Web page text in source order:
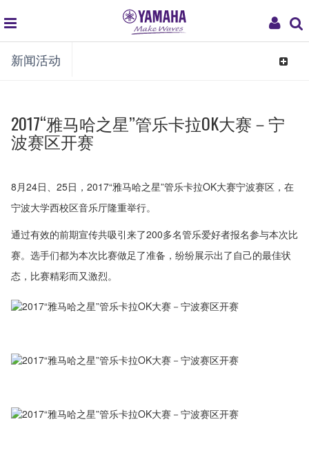
My
global
navigation
新闻活动
Toggle
2017“雅马哈之星”管乐卡拉OK大赛－宁
波赛区开赛
8月24日、25日，2017“雅马哈之星”管乐卡拉OK大赛宁波赛区，在
宁波大学西校区音乐厅隆重举行。
通过有效的前期宣传共吸引来了200多名管乐爱好者报名参与本次比
赛。选手们都为本次比赛做足了准备，纷纷展示出了自己的最佳状
态，比赛精彩而又激烈。